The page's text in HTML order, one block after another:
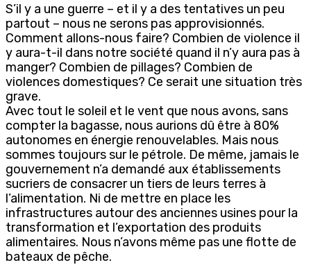
S’il y a une guerre – et il y a des tentatives un peu
partout – nous ne serons pas approvisionnés.
Comment allons-nous faire? Combien de violence il
y aura-t-il dans notre société quand il n’y aura pas à
manger? Combien de pillages? Combien de
violences domestiques? Ce serait une situation très
grave.
Avec tout le soleil et le vent que nous avons, sans
compter la bagasse, nous aurions dû être à 80%
autonomes en énergie renouvelables. Mais nous
sommes toujours sur le pétrole. De même, jamais le
gouvernement n’a demandé aux établissements
sucriers de consacrer un tiers de leurs terres à
l’alimentation. Ni de mettre en place les
infrastructures autour des anciennes usines pour la
transformation et l’exportation des produits
alimentaires. Nous n’avons même pas une flotte de
bateaux de pêche.